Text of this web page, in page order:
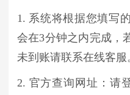
1. 系统将根据您填写
会在3分钟之内完成，
未到账请联系在线客服
2. 官方查询网址：请